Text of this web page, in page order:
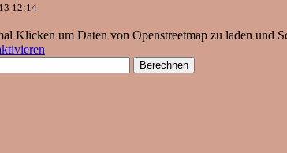
12:14
Klicken um Daten von Openstreetmap zu laden und